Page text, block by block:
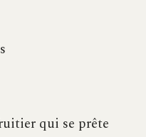
qui se prête